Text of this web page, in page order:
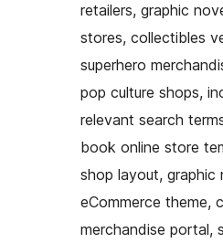
retailers, graphic
stores, collectibles
superhero
pop culture shops,
relevant search
book online store
shop layout, graphic
eCommerce theme,
merchandise portal,